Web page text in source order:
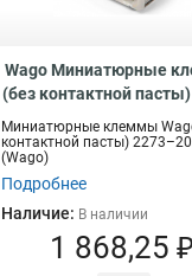
Wago Миниатюрные
(без контактной
208, 60940
Миниатюрные клеммы
контактной пасты)
(Wago)
Подробнее
Наличие: В наличии
1 868,25 ₽